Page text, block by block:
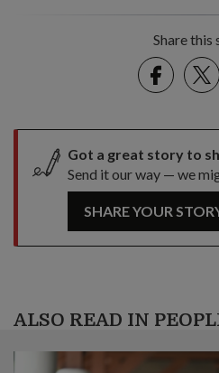
Share this
Facebook
Got a great story to
Send it our way — we
SHARE YOUR
ALSO READ IN